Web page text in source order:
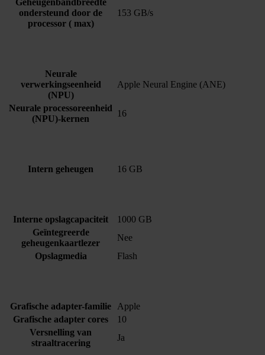
Geheugenbandbreedte
ondersteund door de
processor ( max)
153 GB/s
Neurale
verwerkingseenheid
(NPU)
Apple Neural Engine (ANE)
Neurale processor­eenheid
(NPU)-kernen
16
Intern geheugen 16 GB
Interne opslagcapaciteit
1000 GB
Geïntegreerde
geheugenkaartlezer
Nee
Opslagmedia
Flash
Grafische adapter-familie
Apple
Grafische adapter cores
10
Versnelling van
straaltracering
Ja